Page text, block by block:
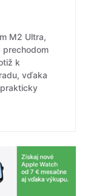
M2 Ultra,
prechodom
k
vďaka